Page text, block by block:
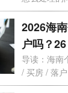
公司...
2026海
户吗？
懂
导读：海南
/ 买房 / 落
懂最...